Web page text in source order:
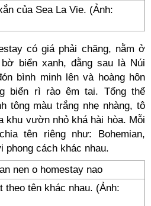
của Sea La Vie. (Ảnh:
có giá phải chăng, nằm ở
biển xanh, đằng sau là Núi
bình minh lên và hoàng hôn
biển rì rào êm tai. Tổng thể
tông màu trắng nhẹ nhàng, tô
khu vườn nhỏ khá hài hòa. Mỗi
tên riêng như: Bohemian,
cách khác nhau.
theo tên khác nhau. (Ảnh: